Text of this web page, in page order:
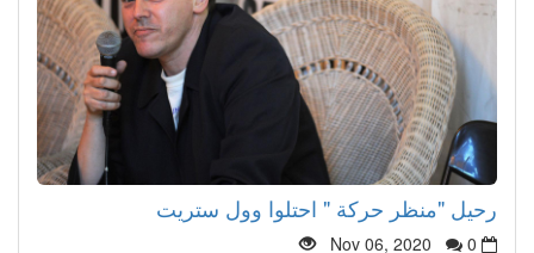
رحيل "منظر حركة " احتلوا وول ستريت
Nov 06, 2020 0